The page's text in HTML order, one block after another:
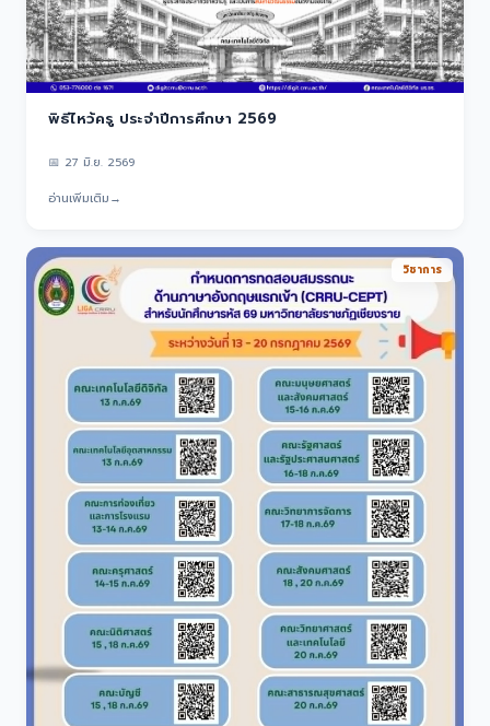
พิธีไหว้ครู ประจำปีการศึกษา 2569
📅 27 มิ.ย. 2569
อ่านเพิ่มเติม→
วิชาการ